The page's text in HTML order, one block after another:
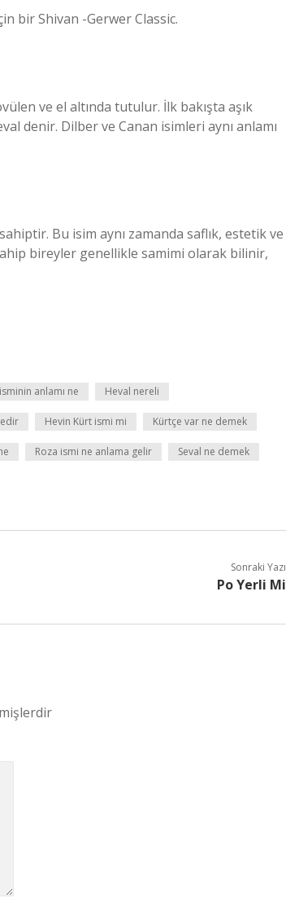
bir Shivan -Gerwer Classic.
ve el altında tutulur. İlk bakışta aşık
denir. Dilber ve Canan isimleri aynı anlamı
Bu isim aynı zamanda saflık, estetik ve
bireyler genellikle samimi olarak bilinir,
anlamı ne Heval nereli
Hevin Kürt ismi mi Kürtçe var ne demek
Roza ismi ne anlama gelir Seval ne demek
Sonraki Yazı
Po Yerli Mi